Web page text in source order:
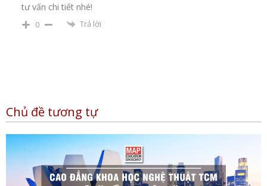
tư vấn chi tiết nhé!
0 Trả lời
Chủ đề tương tự